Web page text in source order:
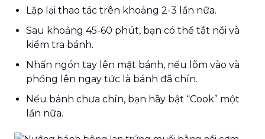
Lặp lại thao tác trên khoảng 2-3 lần nữa.
Sau khoảng 45-60 phút, bạn có thể tắt nồi và
kiểm tra bánh.
Nhấn ngón tay lên mặt bánh, nếu lõm vào và
phồng lên ngay tức là bánh đã chín.
Nếu bánh chưa chín, bạn hãy bật “Cook” một
lần nữa.